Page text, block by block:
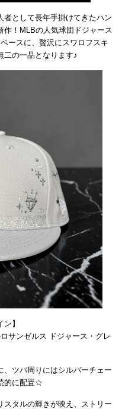
者として長年手掛けてきたハン
作！MLBの人気球団ドジャース
ースに、贅沢にスワロフスキ
二の一品となります♪
】
サンゼルス ドジャース・グレ
、ツバ周りにはシルバーチェー
的に配置☆
タルの輝きが映え、ストリー